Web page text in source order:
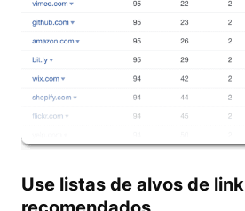
Use listas de alvos de link